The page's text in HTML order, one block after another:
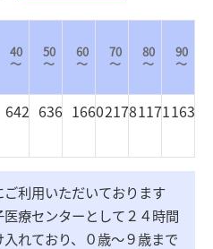
40
～
50
～
60
～
70
～
80
～
90
～
642 636 166021781171163
利用いただいております
療センターとして２４時間
れており、０歳～９歳まで